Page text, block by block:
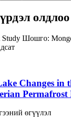
олдлоо
Study Шошго:
Changes in
Permafrost
өгүүлэл